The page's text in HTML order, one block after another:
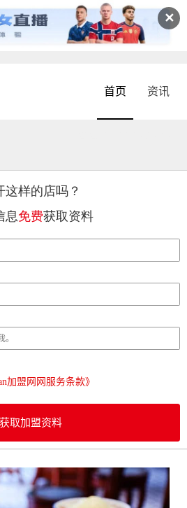
✕
首页 资讯
这样的店吗？
息免费获取资料
加盟网网服务条款》
获取加盟资料